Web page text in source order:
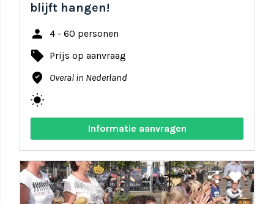
blijft hangen!
person 4 - 60 personen
local_offer Prijs op aanvraag
where_to_vote Overal in Nederland
wb_sunny
Informatie aanvragen
share favorite